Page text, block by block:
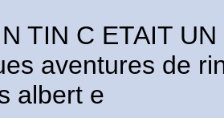
TIN C ETAIT
aventures de
albert e